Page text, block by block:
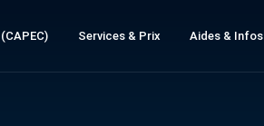
Services & Prix Aides & Infos